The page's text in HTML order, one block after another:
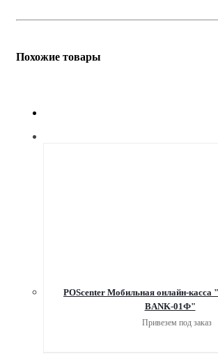
Похожие товары
POScenter Мобильная онлайн-касса
BANK-01Ф"
Привезем под заказ